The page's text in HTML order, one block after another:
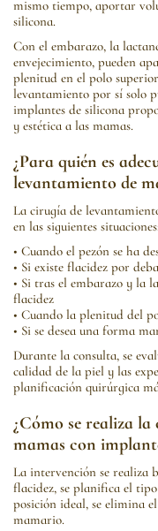
mismo tiempo, aportar
silicona.
Con el embarazo, la
envejecimiento, pueden
plenitud en el polo superior
levantamiento por sí solo
implantes de silicona
y estética a las mamas.
¿Para quién es
levantamiento de
La cirugía de
en las siguientes
• Cuando el pezón se ha
• Si existe flacidez por
• Si tras el embarazo y la
flacidez
• Cuando la plenitud del
• Si se desea una forma
Durante la consulta, se
calidad de la piel y las
planificación quirúrgica
¿Cómo se realiza
mamas con
La intervención se realiza
flacidez, se planifica el
posición ideal, se elimina
mamario.